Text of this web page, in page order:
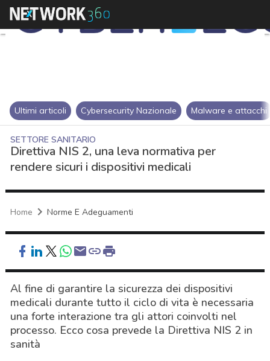
Ultimi articoli Cybersecurity Nazionale Malware e attacchi
SETTORE SANITARIO
Direttiva NIS 2, una leva normativa per
rendere sicuri i dispositivi medicali
Home Norme E Adeguamenti
Al fine di garantire la sicurezza dei dispositivi
medicali durante tutto il ciclo di vita è necessaria
una forte interazione tra gli attori coinvolti nel
processo. Ecco cosa prevede la Direttiva NIS 2 in
sanità